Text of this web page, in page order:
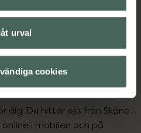
urval
cookies
dig. Du hittar oss från Skåne i
i mobilen och på